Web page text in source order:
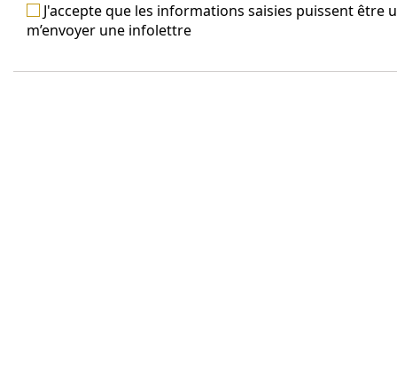
J'accepte que les informations saisies puissent
m’envoyer une infolettre